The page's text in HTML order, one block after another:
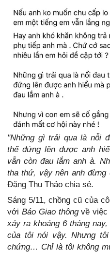
"Những gì trải qua là nỗi
thể đứng lên được anh
vẫn còn đau lắm anh à.
tha thứ, vậy nên anh đừng
Đặng Thu Thảo chia sẻ.
Sáng 5/11, chồng cũ của
với Báo Giao thôngvề việc
xảy ra khoảng 6 tháng
của tôi nói vậy. Nhưng
chứng… Chỉ là tôi không